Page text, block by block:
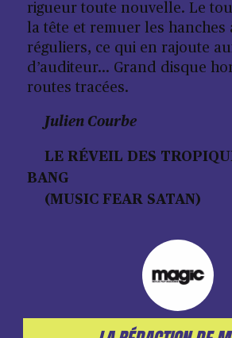
rigueur toute nouvelle. Le
la tête et remuer les hanches
réguliers, ce qui en rajoute
d’auditeur… Grand disque
routes tracées.
Julien Courbe
LE RÉVEIL DES
BANG
(MUSIC FEAR SATAN)